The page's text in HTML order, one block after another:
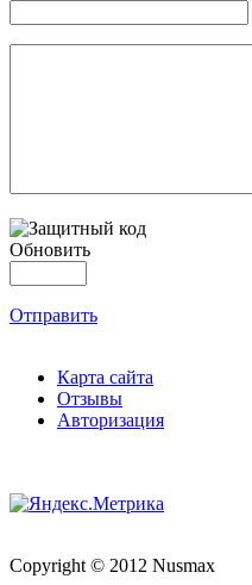
Обновить
Отправить
Карта сайта
Отзывы
Авторизация
Copyright © 2012 Nusmax